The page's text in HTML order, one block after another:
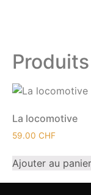
La locomotive
59.00 CHF
Ajouter au panier